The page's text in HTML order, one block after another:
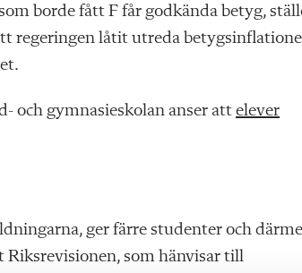
borde fått F får godkända betyg,
regeringen låtit utreda
och gymnasieskolan anser att elever
ger färre studenter och
Riksrevisionen, som hänvisar till